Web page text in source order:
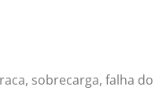
sobrecarga, falha do